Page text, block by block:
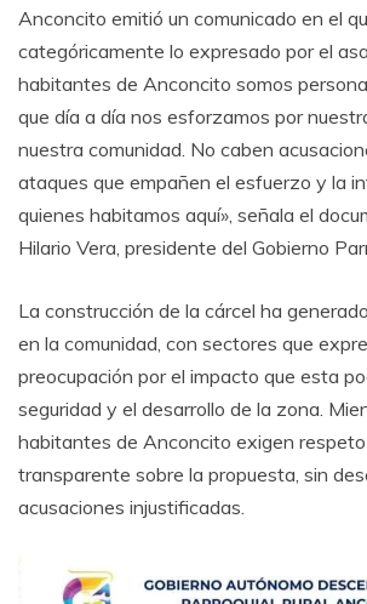
Anconcito emitió un comunicado en el
categóricamente lo expresado por el
habitantes de Anconcito somos
que día a día nos esforzamos por
nuestra comunidad. No caben
ataques que empañen el esfuerzo y la
quienes habitamos aquí», señala el
Hilario Vera, presidente del Gobierno
La construcción de la cárcel ha
en la comunidad, con sectores que
preocupación por el impacto que esta
seguridad y el desarrollo de la zona.
habitantes de Anconcito exigen
transparente sobre la propuesta, sin
acusaciones injustificadas.